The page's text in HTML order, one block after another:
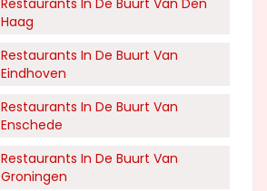
Restaurants In De Buurt Van Den
Haag
Restaurants In De Buurt Van
Eindhoven
Restaurants In De Buurt Van
Enschede
Restaurants In De Buurt Van
Groningen